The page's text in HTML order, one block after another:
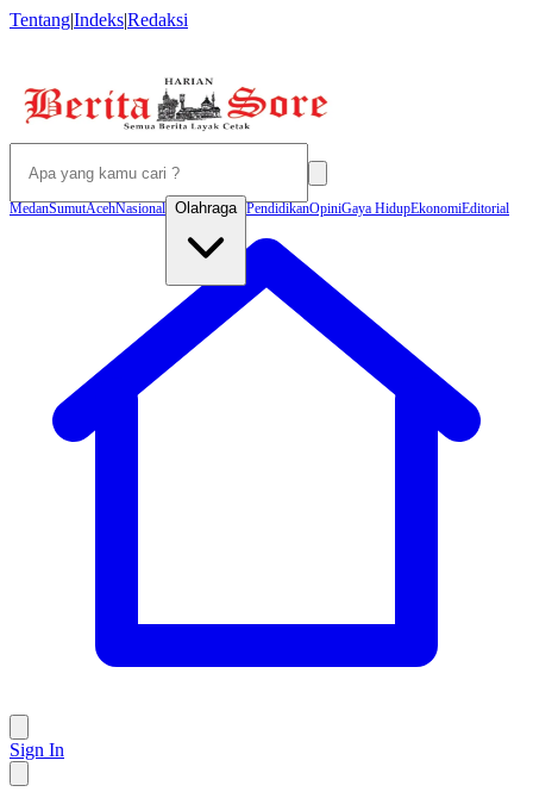
Tentang|Indeks|Redaksi
MedanSumutAcehNasional Olahraga PendidikanOpiniGaya HidupEkonomiEditorial
Sign In